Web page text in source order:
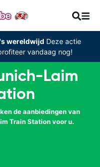
wereldwijd Deze actie
vandaag nog!
Laim
de aanbiedingen van
Train Station voor u.